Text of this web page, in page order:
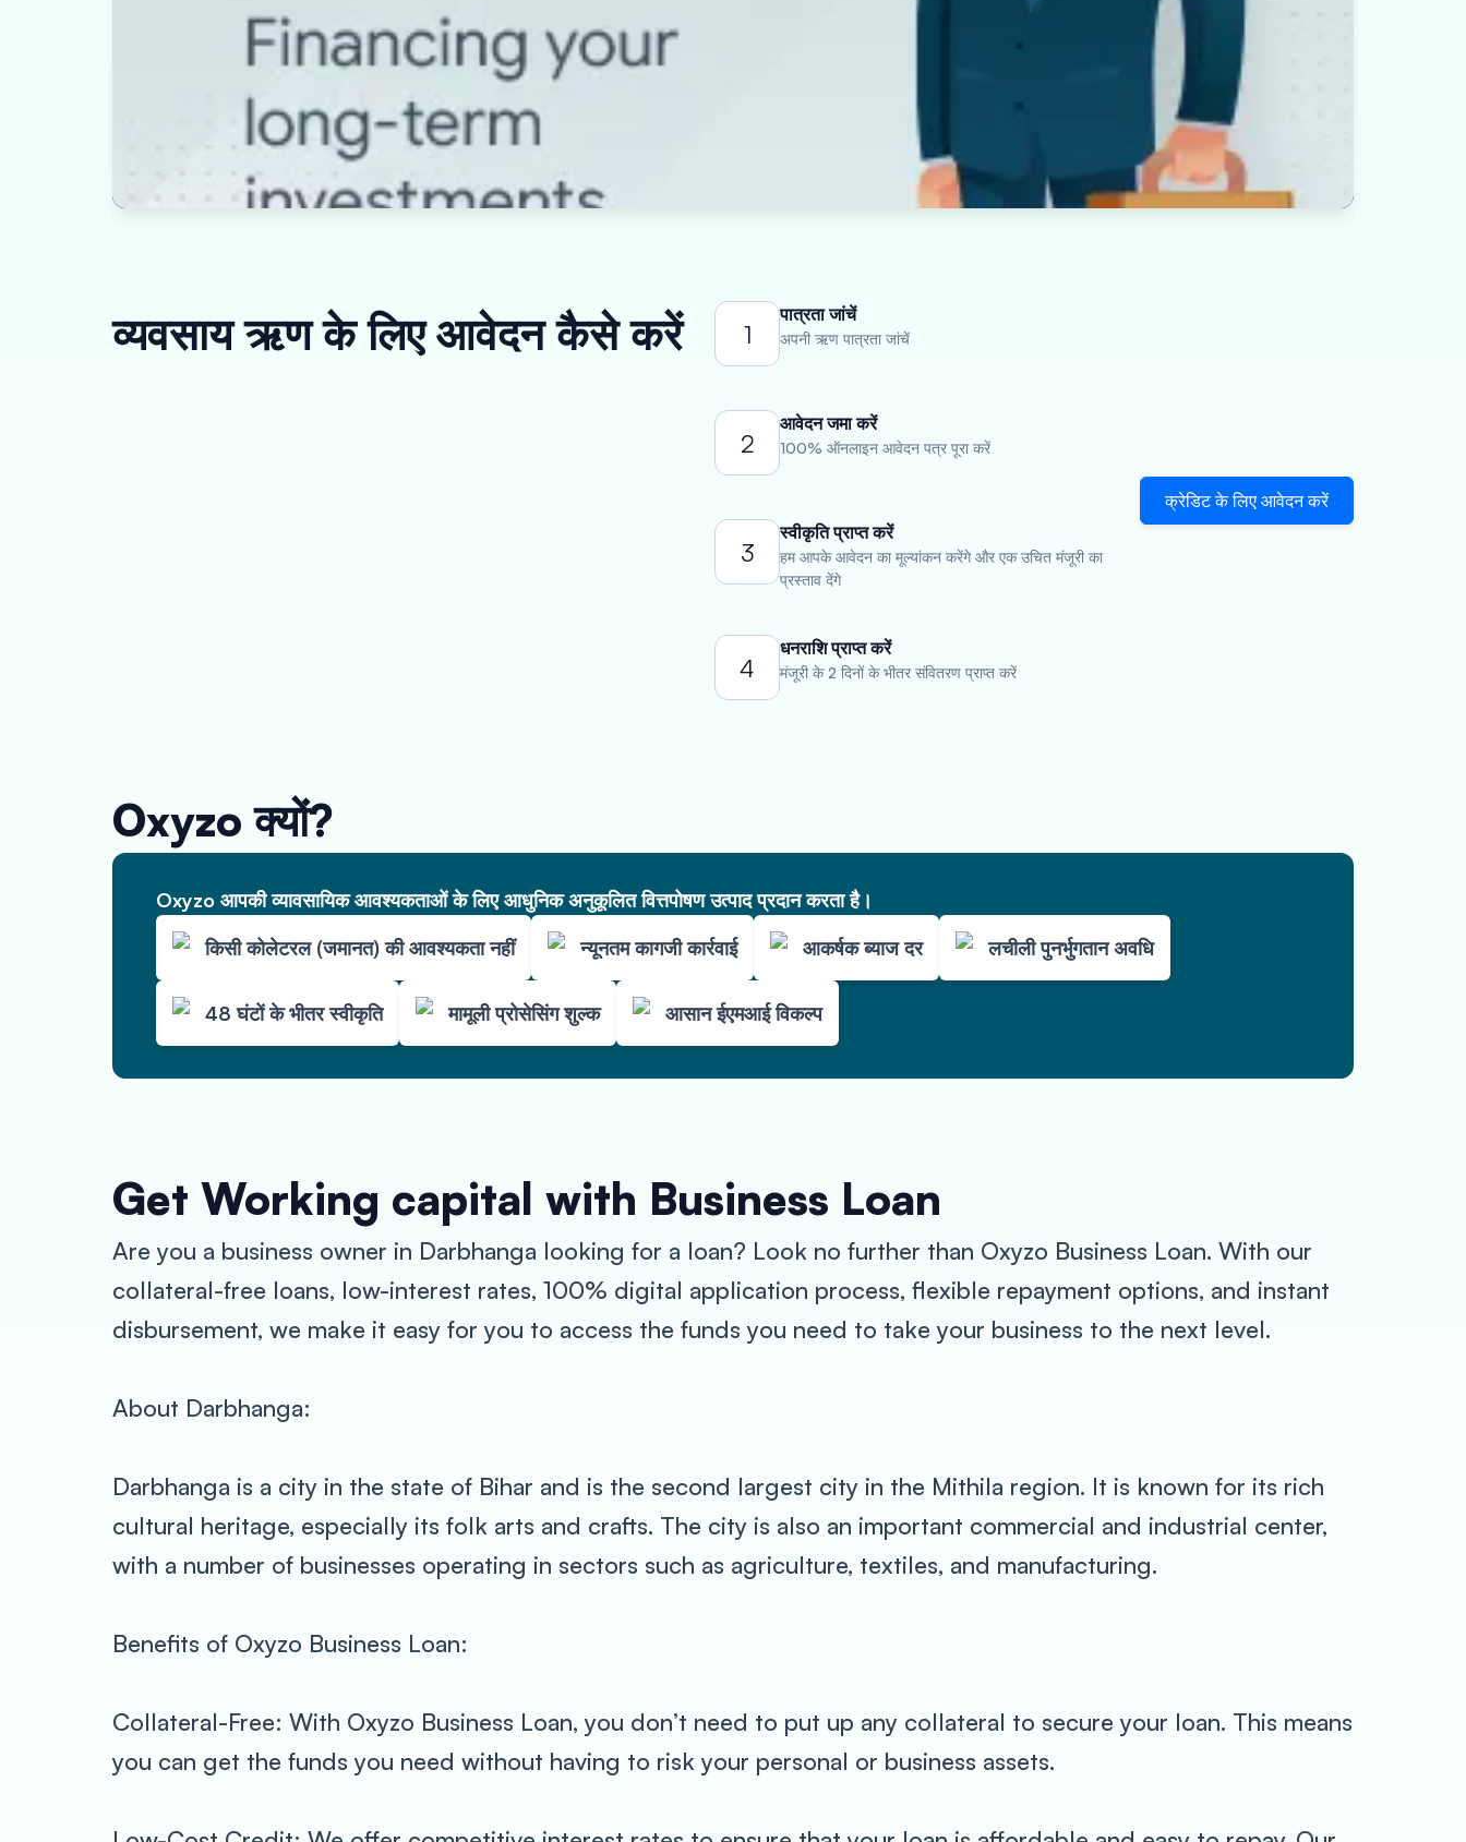
व्यवसाय ऋण के लिए आवेदन कैसे करें 1
पात्रता जांचें
अपनी ऋण पात्रता जांचें
2
आवेदन जमा करें
100% ऑनलाइन आवेदन पत्र पूरा करें
3
स्वीकृति प्राप्त करें
हम आपके आवेदन का मूल्यांकन करेंगे और एक उचित मंजूरी का
प्रस्ताव देंगे
4
धनराशि प्राप्त करें
मंजूरी के 2 दिनों के भीतर संवितरण प्राप्त करें
क्रेडिट के लिए आवेदन करें
Oxyzo क्यों?
Oxyzo आपकी व्यावसायिक आवश्यकताओं के लिए आधुनिक अनुकूलित वित्तपोषण उत्पाद प्रदान करता है।
किसी कोलेटरल (जमानत) की आवश्यकता नहीं
न्यूनतम कागजी कार्रवाई आकर्षक ब्याज दर लचीली पुनर्भुगतान अवधि
48 घंटों के भीतर स्वीकृति मामूली प्रोसेसिंग शुल्क आसान ईएमआई विकल्प
Get Working capital with Business Loan
Are you a business owner in Darbhanga looking for a loan? Look no further than Oxyzo Business Loan. With our
collateral-free loans, low-interest rates, 100% digital application process, flexible repayment options, and instant
disbursement, we make it easy for you to access the funds you need to take your business to the next level.
About Darbhanga:
Darbhanga is a city in the state of Bihar and is the second largest city in the Mithila region. It is known for its rich
cultural heritage, especially its folk arts and crafts. The city is also an important commercial and industrial center,
with a number of businesses operating in sectors such as agriculture, textiles, and manufacturing.
Benefits of Oxyzo Business Loan:
Collateral-Free: With Oxyzo Business Loan, you don’t need to put up any collateral to secure your loan. This means
you can get the funds you need without having to risk your personal or business assets.